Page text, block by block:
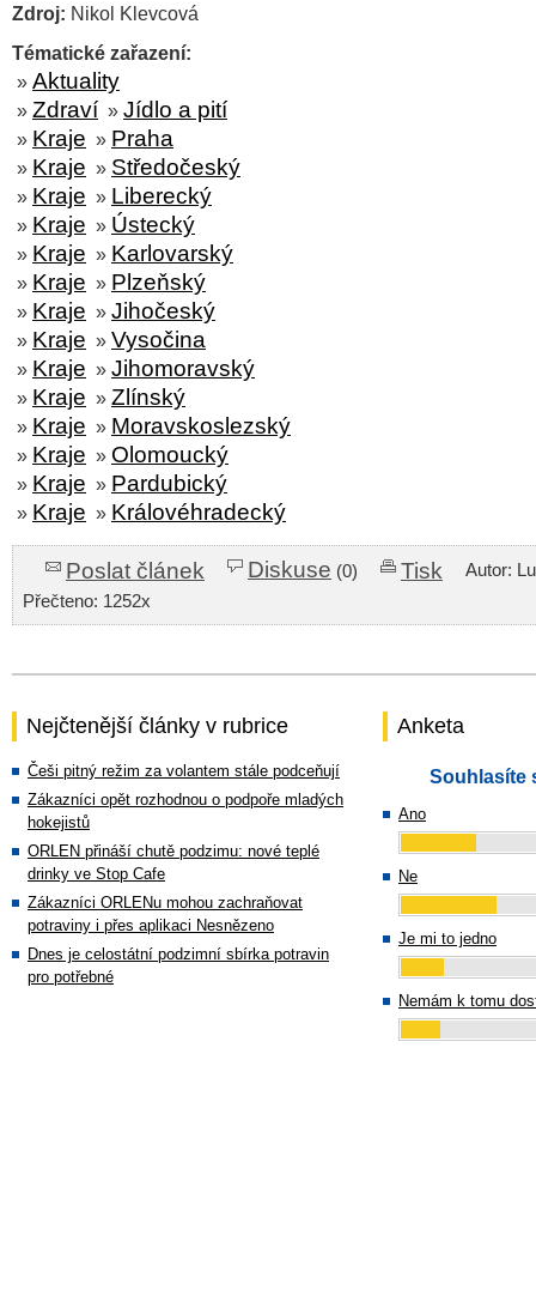
Zdroj: Nikol Klevcová
Tématické zařazení:
» Aktuality
» Zdraví » Jídlo a pití
» Kraje » Praha
» Kraje » Středočeský
» Kraje » Liberecký
» Kraje » Ústecký
» Kraje » Karlovarský
» Kraje » Plzeňský
» Kraje » Jihočeský
» Kraje » Vysočina
» Kraje » Jihomoravský
» Kraje » Zlínský
» Kraje » Moravskoslezský
» Kraje » Olomoucký
» Kraje » Pardubický
» Kraje » Královéhradecký
Poslat článek Diskuse (0) Tisk
Autor:
Přečteno: 1252x
Nejčtenější články v rubrice
Češi pitný režim za volantem stále podceňují
Zákazníci opět rozhodnou o podpoře mladých
hokejistů
ORLEN přináší chutě podzimu: nové teplé
drinky ve Stop Cafe
Zákazníci ORLENu mohou zachraňovat
potraviny i přes aplikaci Nesnězeno
Dnes je celostátní podzimní sbírka potravin
pro potřebné
Anketa
Souhlasíte
Ano
Ne
Je mi to jedno
Nemám k tomu